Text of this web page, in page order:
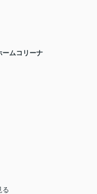
ームコリーナ
る